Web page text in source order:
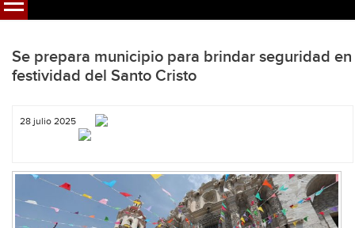
Se prepara municipio para brindar seguridad en
festividad del Santo Cristo
28 julio 2025